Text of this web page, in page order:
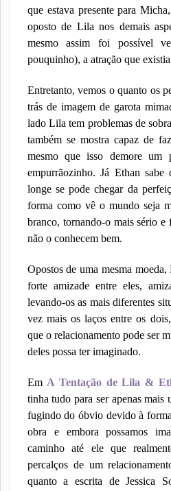
que estava presente para
oposto de Lila nos demais
mesmo assim foi possível
pouquinho), a atração que
Entretanto, vemos o quanto os
trás de imagem de garota
lado Lila tem problemas de
também se mostra capaz de
mesmo que isso demore um
empurrãozinho. Já Ethan
longe se pode chegar da
forma como vê o mundo seja
branco, tornando-o mais sério e
não o conhecem bem.
Opostos de uma mesma
forte amizade entre eles,
levando-os as mais diferentes
vez mais os laços entre os
que o relacionamento pode ser
deles possa ter imaginado.
Em A Tentação de Lila &
tinha tudo para ser apenas mais
fugindo do óbvio devido à
obra e embora possamos
caminho até ele que
percalços de um
quanto a escrita de Jessica